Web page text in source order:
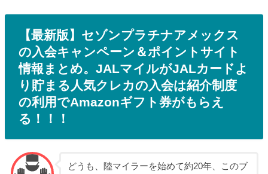
【最新版】セゾンプラチナアメックス
の入会キャンペーン＆ポイントサイト
情報まとめ。JALマイルがJALカードよ
り貯まる人気クレカの入会は紹介制度
の利用でAmazonギフト券がもらえ
る！！！
どうも、陸マイラーを始めて約20年、このブ